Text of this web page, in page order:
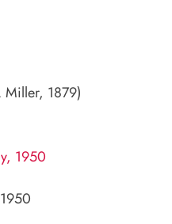
Miller, 1879)